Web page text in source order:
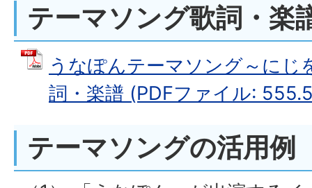
テーマソング歌詞・楽
うなぽんテーマソング～にじ
詞・楽譜 (PDFファイル:
テーマソングの活用例